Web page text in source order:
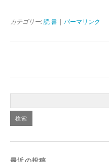
カテゴリー: 読 書 パーマリンク